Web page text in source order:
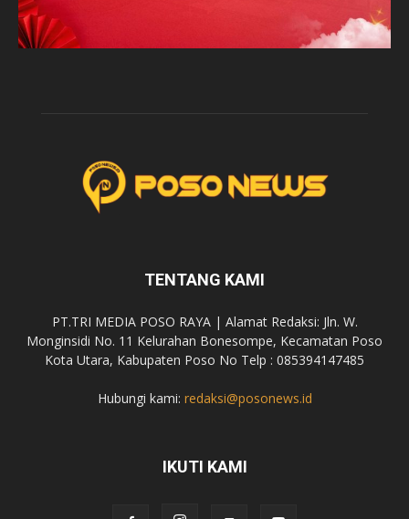
TENTANG KAMI
PT.TRI MEDIA POSO RAYA | Alamat Redaksi: Jln. W.
Monginsidi No. 11 Kelurahan Bonesompe, Kecamatan Poso
Kota Utara, Kabupaten Poso No Telp : 085394147485
Hubungi kami: redaksi@posonews.id
IKUTI KAMI